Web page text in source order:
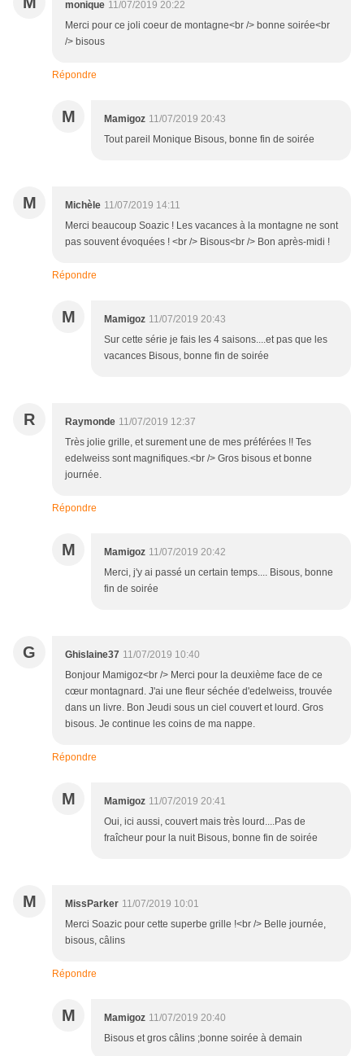
monique 11/07/2019 20:22
Merci pour ce joli coeur de montagne<br /> bonne soirée<br
/> bisous
Répondre
M Mamigoz 11/07/2019 20:43
Tout pareil Monique Bisous, bonne fin de soirée
M Michèle 11/07/2019 14:11
Merci beaucoup Soazic ! Les vacances à la montagne ne sont
pas souvent évoquées ! <br /> Bisous<br /> Bon après-midi !
Répondre
M Mamigoz 11/07/2019 20:43
Sur cette série je fais les 4 saisons....et pas que les
vacances Bisous, bonne fin de soirée
R Raymonde 11/07/2019 12:37
Très jolie grille, et surement une de mes préférées !! Tes
edelweiss sont magnifiques.<br /> Gros bisous et bonne
journée.
Répondre
M Mamigoz 11/07/2019 20:42
Merci, j'y ai passé un certain temps.... Bisous, bonne
fin de soirée
G Ghislaine37 11/07/2019 10:40
Bonjour Mamigoz<br /> Merci pour la deuxième face de ce
cœur montagnard. J'ai une fleur séchée d'edelweiss, trouvée
dans un livre. Bon Jeudi sous un ciel couvert et lourd. Gros
bisous. Je continue les coins de ma nappe.
Répondre
M Mamigoz 11/07/2019 20:41
Oui, ici aussi, couvert mais très lourd....Pas de
fraîcheur pour la nuit Bisous, bonne fin de soirée
M MissParker 11/07/2019 10:01
Merci Soazic pour cette superbe grille !<br /> Belle journée,
bisous, câlins
Répondre
M Mamigoz 11/07/2019 20:40
Bisous et gros câlins ;bonne soirée à demain